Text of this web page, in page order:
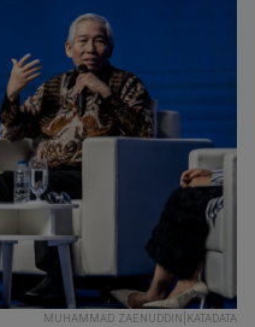
MUHAMMAD ZAENUDDIN|KATADATA